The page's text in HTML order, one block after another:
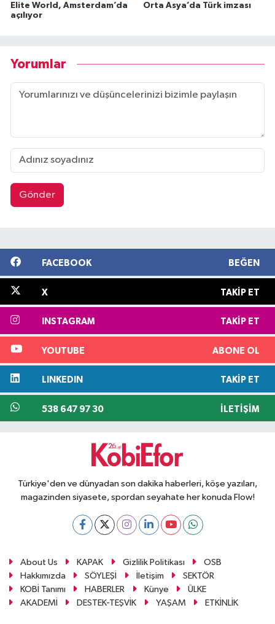
Elite World, Amsterdam’da
açılıyor
Orta Asya’da Türk imzası
Yorumlar
Gönder
FACEBOOK BEĞEN
X TAKIP ET
INSTAGRAM TAKIP ET
YOUTUBE ABONE OL
LINKEDIN TAKIP ET
538 647 97 30 İLETIŞIM
Türkiye'den ve dünyadan son dakika haberleri, köşe yazıları,
magazinden siyasete, spordan seyahate her konuda Flow!
About Us KAPAK Gizlilik Politikası
OSB
Hakkımızda
SÖYLEŞİ İletişim
SEKTÖR
KOBİ Tanımı
HABERLER Künye
ÜLKE
AKADEMİ
DESTEK-TEŞVİK YAŞAM ETKİNLİK